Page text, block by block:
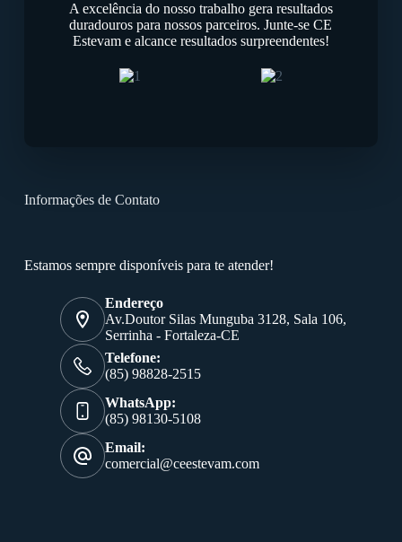
A excelência do nosso trabalho gera resultados
duradouros para nossos parceiros. Junte-se CE
Estevam e alcance resultados surpreendentes!
Informações de Contato
Estamos sempre disponíveis para te atender!
Endereço
Av.Doutor Silas Munguba 3128, Sala 106,
Serrinha - Fortaleza-CE
Telefone:
(85) 98828-2515
WhatsApp:
(85) 98130-5108
Email:
comercial@ceestevam.com